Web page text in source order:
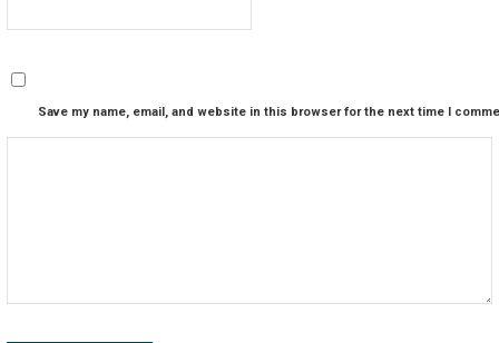
Save my name, email, and website in this browser for the next time I